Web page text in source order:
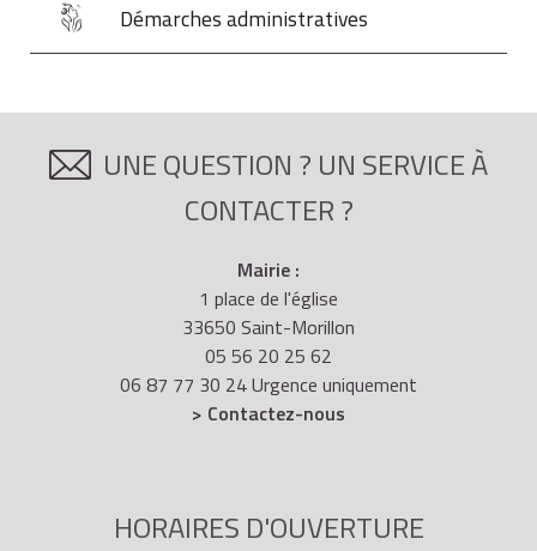
Démarches administratives
UNE QUESTION ? UN SERVICE À
CONTACTER ?
Mairie :
1 place de l'église
33650 Saint-Morillon
05 56 20 25 62
06 87 77 30 24 Urgence uniquement
> Contactez-nous
HORAIRES D'OUVERTURE